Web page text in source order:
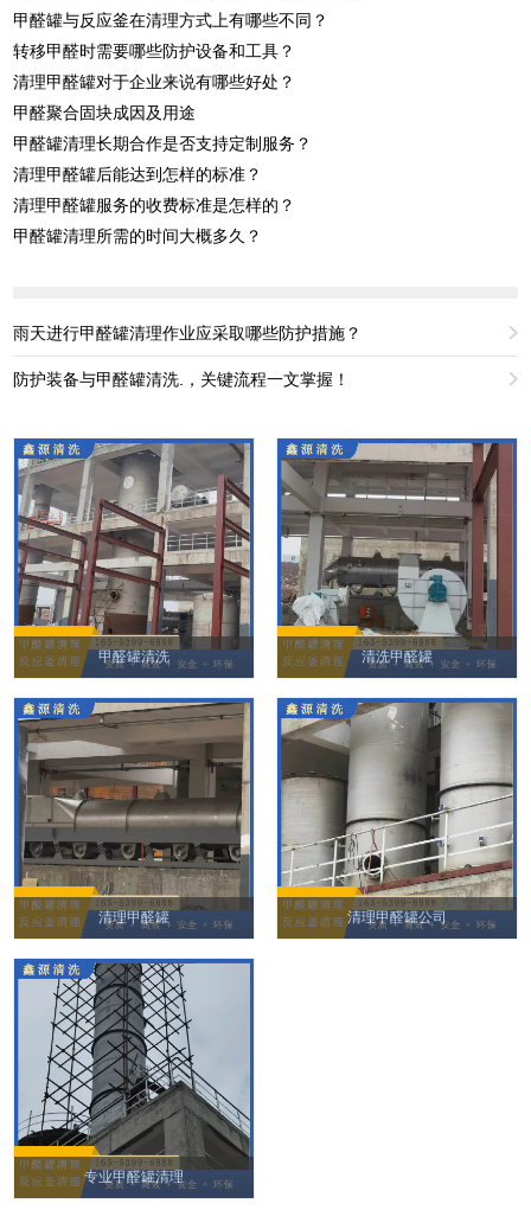
甲醛罐与反应釜在清理方式上有哪些不同？
转移甲醛时需要哪些防护设备和工具？
清理甲醛罐对于企业来说有哪些好处？
甲醛聚合固块成因及用途
甲醛罐清理长期合作是否支持定制服务？
清理甲醛罐后能达到怎样的标准？
清理甲醛罐服务的收费标准是怎样的？
甲醛罐清理所需的时间大概多久？
雨天进行甲醛罐清理作业应采取哪些防护措施？
防护装备与甲醛罐清洗.，关键流程一文掌握！
甲醛罐清洗 清洗甲醛罐
清理甲醛罐 清理甲醛罐公司
专业甲醛罐清理